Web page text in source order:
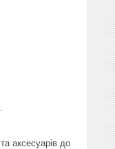
аксесуарів до